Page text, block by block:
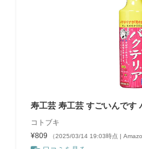
寿工芸 寿工芸 すごいんです
コトブキ
¥809
（2025/03/14 19:03時点 |